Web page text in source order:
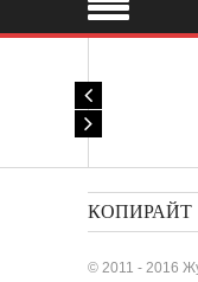
КОПИРАЙТ
© 2011 - 2016